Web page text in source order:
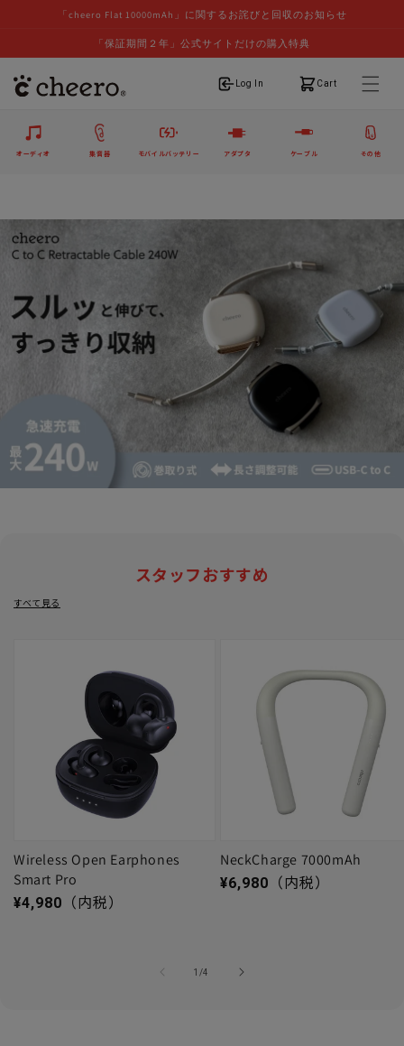
「cheero Flat 10000mAh」に関するお詫びと回収のお知らせ
「保証期間２年」公式サイトだけの購入特典
Log In
ログイン Cart
カート
オーディオ 集音器 モバイルバッテリー アダプタ ケーブル その他
スタッフおすすめ
すべて見る
Wireless Open Earphones
Smart Pro
通常価格
¥4,980 （内税）
NeckCharge 7000mAh
通常価格
¥6,980 （内税）
1 /
の4